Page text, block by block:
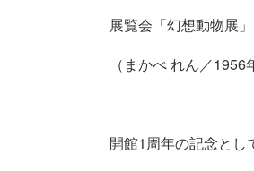
展覧会「幻想動物展
（まかべ れん／1956
開館1周年の記念とし